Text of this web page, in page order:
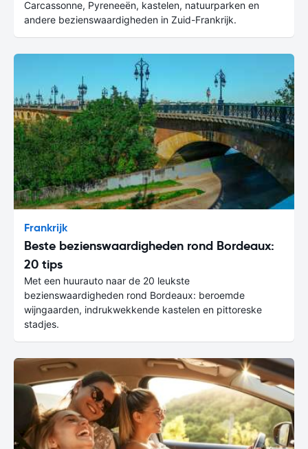
Carcassonne, Pyreneeën, kastelen, natuurparken en
andere bezienswaardigheden in Zuid-Frankrijk.
Frankrijk
Beste bezienswaardigheden rond Bordeaux:
20 tips
Met een huurauto naar de 20 leukste
bezienswaardigheden rond Bordeaux: beroemde
wijngaarden, indrukwekkende kastelen en pittoreske
stadjes.